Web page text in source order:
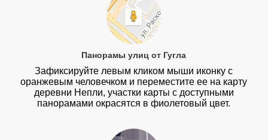
Панорамы улиц от Гугла
Зафиксируйте левым кликом мыши иконку с
оранжевым человечком и переместите ее на карту
деревни Непли, участки карты с доступными
панорамами окрасятся в фиолетовый цвет.